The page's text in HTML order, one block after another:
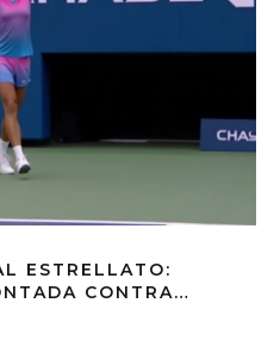
ESTRELLATO:
CONTRA